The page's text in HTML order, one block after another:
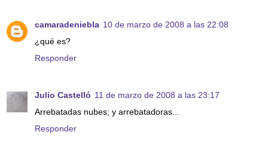
camaradeniebla 10 de marzo de 2008 a las 22:08
¿qué es?
Responder
Julio Castelló 11 de marzo de 2008 a las 23:17
Arrebatadas nubes; y arrebatadoras...
Responder